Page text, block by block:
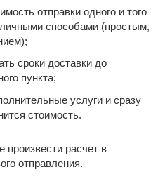
отправки одного и того
способами (простым,
сроки доставки до
пункта;
услуги и сразу
стоимость.
произвести расчет в
отправления.